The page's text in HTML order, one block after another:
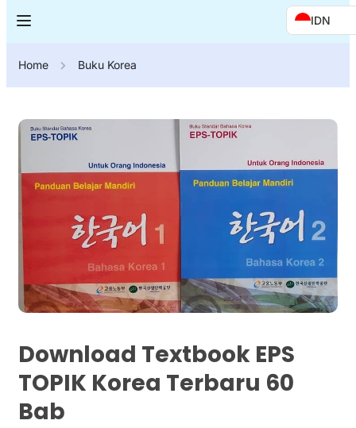
IDN
Home Buku Korea
Download Textbook EPS
TOPIK Korea Terbaru 60
Bab